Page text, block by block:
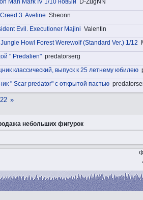
Man Mark IV 1/10 новый
D-ZugNN
3. Aveline Sheonn
Evil. Executioner Majini Valentin
Howl Forest Werewolf (Standard Ver.) 1/12
" Predalien" predatorserg
классический, выпуск к 25 летнему юбилею
" Scar predator" с открытой пастью
22 »
небольших фигурок